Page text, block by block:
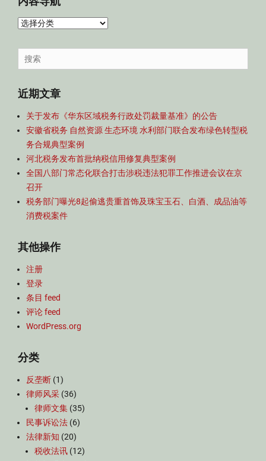
内
导
航
Search
for:
近期文章
关于发布《华东区域税务行政处罚裁量基准》的公告
安徽省税务 自然资源 生态环境 水利部门联合发布绿色转型税
务合规典型案例
河北税务发布首批纳税信用修复典型案例
全国八部门常态化联合打击涉税违法犯罪工作推进会议在京
召开
税务部门曝光8起偷逃贵重首饰及珠宝玉石、白酒、成品油等
消费税案件
其他操作
注册
登录
条目 feed
评论 feed
WordPress.org
分类
反垄断 (1)
律师风采 (36)
律师文集 (35)
民事诉讼法 (6)
法律新知 (20)
税收法讯 (12)